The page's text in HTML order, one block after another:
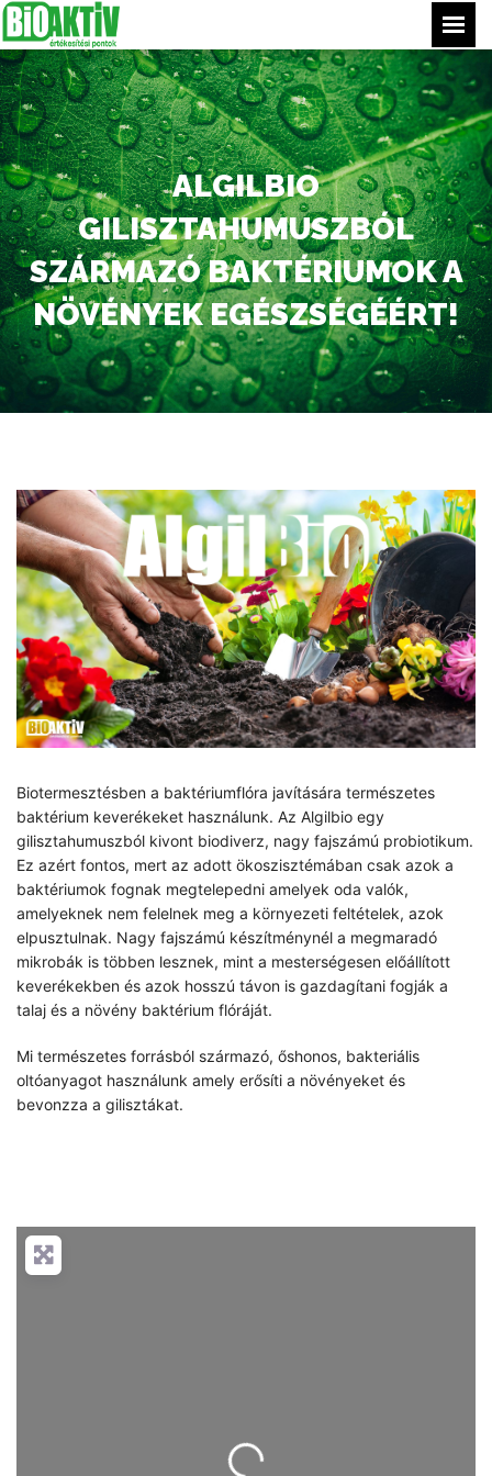
Főoldal
Termékeink
Értékesítési pontjaink
Tippek
Bejelentkezés
ALGILBIO
GILISZTAHUMUSZBÓL
SZÁRMAZÓ BAKTÉRIUMOK A
NÖVÉNYEK EGÉSZSÉGÉÉRT!
Biotermesztésben a baktériumflóra javítására természetes
baktérium keverékeket használunk. Az Algilbio egy
gilisztahumuszból kivont biodiverz, nagy fajszámú probiotikum.
Ez azért fontos, mert az adott ökoszisztémában csak azok a
baktériumok fognak megtelepedni amelyek oda valók,
amelyeknek nem felelnek meg a környezeti feltételek, azok
elpusztulnak. Nagy fajszámú készítménynél a megmaradó
mikrobák is többen lesznek, mint a mesterségesen előállított
keverékekben és azok hosszú távon is gazdagítani fogják a
talaj és a növény baktérium flóráját.
Mi természetes forrásból származó, őshonos, bakteriális
oltóanyagot használunk amely erősíti a növényeket és
bevonzza a gilisztákat.